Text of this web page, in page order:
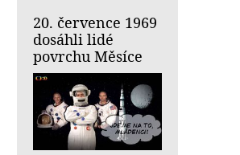
20. července 1969
dosáhli lidé
povrchu Měsíce